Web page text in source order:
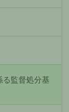
る監督処分基